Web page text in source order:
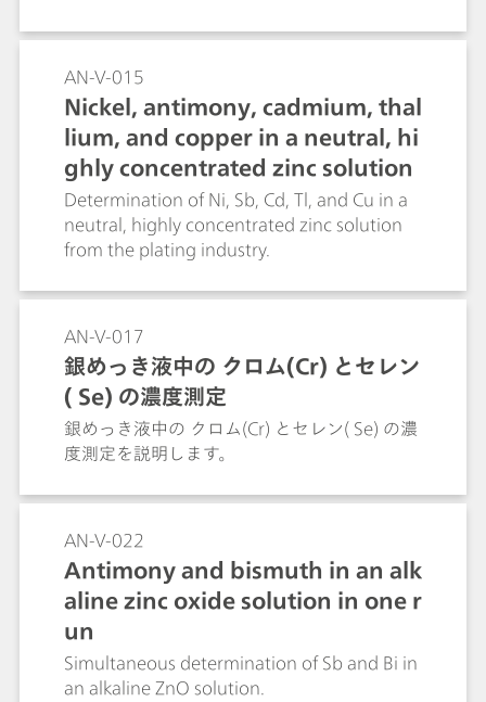
リカの加水分解、ならびに分析前の反応時間
す。
AN-V-015
Nickel, antimony, cadmium, thal
lium, and copper in a neutral, hi
ghly concentrated zinc solution
Determination of Ni, Sb, Cd, Tl, and Cu in a
neutral, highly concentrated zinc solution
from the plating industry.
AN-V-017
銀めっき液中の クロム(Cr) とセレン
( Se) の濃度測定
銀めっき液中の クロム(Cr) とセレン( Se) の濃
度測定を説明します。
AN-V-022
Antimony and bismuth in an alk
aline zinc oxide solution in one r
un
Simultaneous determination of Sb and Bi in
an alkaline ZnO solution.